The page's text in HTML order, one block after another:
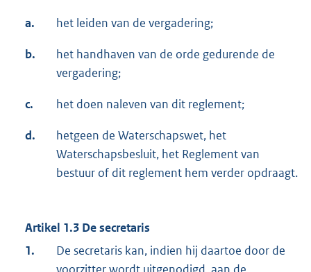
a. het leiden van de vergadering;
b.
het handhaven van de orde gedurende de
vergadering;
c. het doen naleven van dit reglement;
d.
hetgeen de Waterschapswet, het
Waterschapsbesluit, het Reglement van
bestuur of dit reglement hem verder opdraagt.
Artikel 1.3 De secretaris
1.
De secretaris kan, indien hij daartoe door de